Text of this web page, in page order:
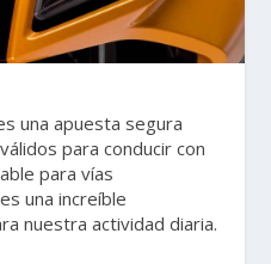
una apuesta segura
para conducir con
para vías
una increíble
nuestra actividad diaria.